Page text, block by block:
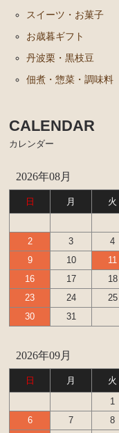
スイーツ・お菓子
お歳暮ギフト
丹波栗・黒枝豆
佃煮・惣菜・調味料
CALENDAR
カレンダー
2026年08月
日 月 火
2
3 4
9
10 11
16
17 18
23
24 25
30
31
2026年09月
日 月 火
1
6
7 8